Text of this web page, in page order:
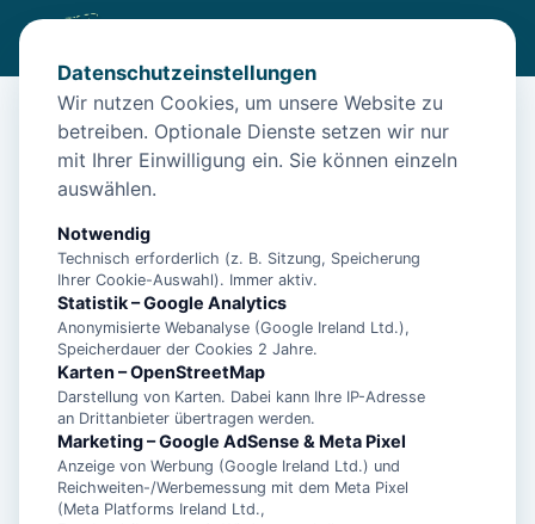
/Unterkünfte /Norden/
Ferienwohnung Mali für 4 Pers. – Norden
Ferienwohnung Mali für 4 Pers. –
Norden
26506 Norden
Datenschutzeinstellungen
Wir nutzen Cookies, um unsere Website zu
betreiben. Optionale Dienste setzen wir nur
mit Ihrer Einwilligung ein. Sie können einzeln
auswählen.
Notwendig
Technisch erforderlich (z. B. Sitzung, Speicherung
Ihrer Cookie-Auswahl). Immer aktiv.
Statistik – Google Analytics
Anonymisierte Webanalyse (Google Ireland Ltd.),
Speicherdauer der Cookies 2 Jahre.
Karten – OpenStreetMap
Darstellung von Karten. Dabei kann Ihre IP-Adresse
an Drittanbieter übertragen werden.
Marketing – Google AdSense & Meta Pixel
Anzeige von Werbung (Google Ireland Ltd.) und
Reichweiten-/Werbemessung mit dem Meta Pixel
(Meta Platforms Ireland Ltd.,